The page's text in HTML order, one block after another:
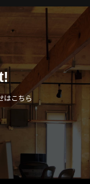
はこちら